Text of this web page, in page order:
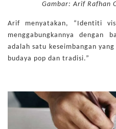
Gambar: Arif Rafhan
Arif menyatakan, “Identiti
menggabungkannya
adalah satu keseimbangan
budaya pop dan tradisi.”